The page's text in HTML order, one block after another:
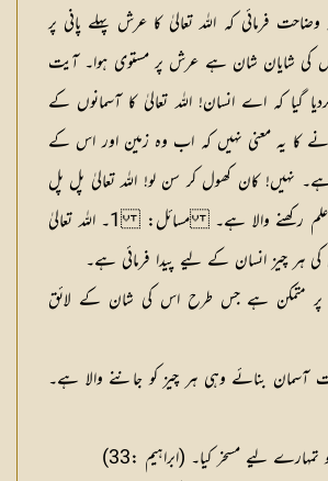
فرمائی کہ اللہ تعالیٰ کا عرش پہلے پانی پر
کی شایان شان ہے عرش پر مستوی ہوا۔ آیت
گیا کہ اے انسان! اللہ تعالیٰ کا آسمانوں کے
کا یہ معنی نہیں کہ اب وہ زمین اور اس کے
نہیں! کان کھول کر سن لو! اللہ تعالیٰ پل پل
علم رکھنے والا ہے۔مسائل
: 1۔ اللہ تعالیٰ
ہر چیز انسان کے لیے پیدا فرمائی ہے۔
پر متمکن ہے جس طرح اس کی شان کے لائق